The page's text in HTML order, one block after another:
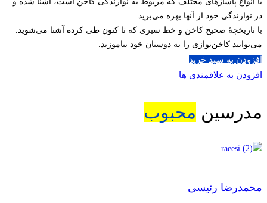
در نوازندگی خود از آنها بهره می‌برید.
با تاریخچۀ صحیح کاخن و خط سیری که تا کنون طی کرده آشنا می‌شوید.
می‌توانید کاخن‌نوازی را به دوستان خود بیاموزید.
افزودن به سبد خرید
افزودن به علاقمندی ها
مدرسین محبوب
محمدرضا رئیسی